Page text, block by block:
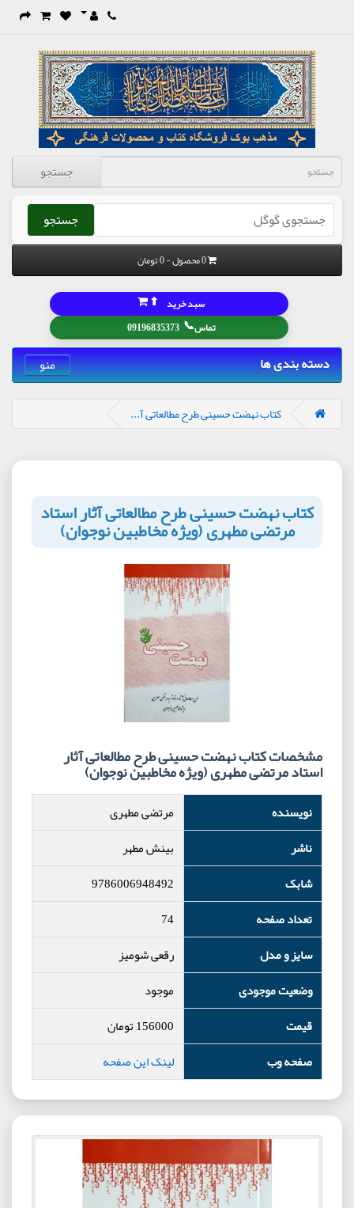
جستجو
جستجو
0 محصول - 0 تومان
تماس📞
09196835373
سبد خرید ⬆
دسته بندی ها منو
کتاب نهضت حسینی طرح مطالعاتی آ...
کتاب نهضت حسینی طرح مطالعاتی آثار استاد
مرتضی مطهری (ویژه مخاطبین نوجوان)
مشخصات کتاب نهضت حسینی طرح مطالعاتی آثار
استاد مرتضی مطهری (ویژه مخاطبین نوجوان)
نویسنده
مرتضی مطهری
ناشر
بینش مطهر
شابک
9786006948492
تعداد صفحه
74
سایز و مدل
رقعی شومیز
وضعیت موجودی
موجود
قیمت
156000تومان
صفحه وب
لینک این صفحه